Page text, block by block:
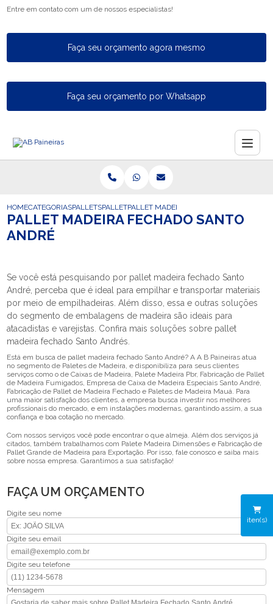
Entre em contato com um de nossos especialistas!
Faça seu orçamento agora mesmo
Faça seu orçamento por Whatsapp
iten(s)
HOMECATEGORIASPALLETSPALLETPALLET MADEIRA FECHADO SANTO
PALLET MADEIRA FECHADO SANTO
ANDRÉ
Se você está pesquisando por pallet madeira fechado Santo
André, perceba que é ideal para empilhar e transportar materiais
por meio de empilhadeiras. Além disso, essa e outras soluções
do segmento de embalagens de madeira são ideais para
atacadistas e varejistas. Confira mais soluções sobre pallet
madeira fechado Santo Andrés.
Está em busca de pallet madeira fechado Santo André? A A B Paineiras atua
no segmento de Paletes de Madeira, e disponibiliza para seus clientes
serviços como o de Caixas de Madeira, Palete Madeira Pbr, Fabricação de Pallet
de Madeira Fumigados, Empresa de Caixa de Madeira Especiais Santo André,
Fabricação de Pallet de Madeira Fechado e Paletes de Madeira Mauá. Para
uma maior satisfação dos clientes, a empresa busca investir nos melhores
profissionais do mercado, e em instalações modernas, garantindo assim, a sua
confiança e boa cotação no mercado.
Com nossos serviços você pode encontrar o que almeja. Além dos serviços já
citados, também trabalhamos com Palete Madeira Dimensões e Fabricação de
Pallet Grande de Madeira para Exportação. Por isso, fale conosco e saiba mais
sobre nossa empresa. Garantimos a sua satisfação!
FAÇA UM ORÇAMENTO
Digite seu nome
Digite seu email
Digite seu telefone
Mensagem